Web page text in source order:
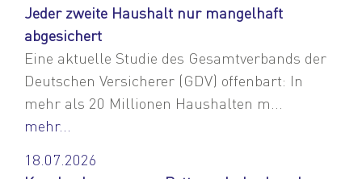
Jeder zweite Haushalt nur mangelhaft
abgesichert
Eine aktuelle Studie des Gesamtverbands der
Deutschen Versicherer (GDV) offenbart: In
mehr als 20 Millionen Haushalten m...
mehr...
18.07.2026